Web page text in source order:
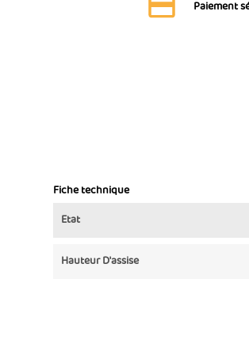
Paiement
Fiche technique
Etat
Hauteur D'assise